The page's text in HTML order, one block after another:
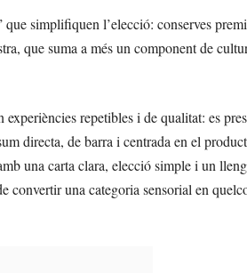
simplifiquen l’elecció: conserves
que suma a més un component de
repetibles i de qualitat: es
directa, de barra i centrada en el
una carta clara, elecció simple i un
una categoria sensorial en